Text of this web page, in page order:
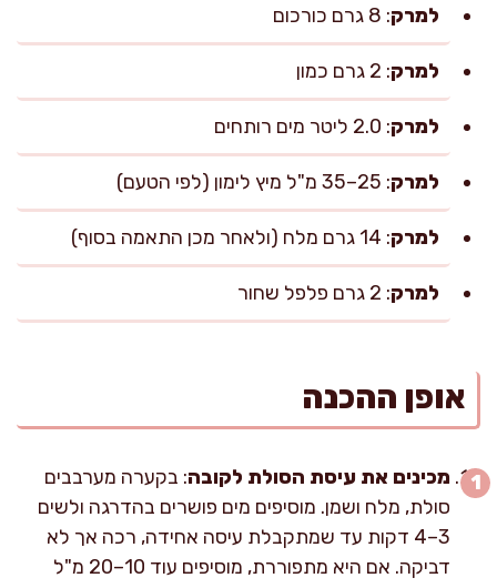
למרק: 8 גרם כורכום
למרק: 2 גרם כמון
למרק: 2.0 ליטר מים רותחים
למרק: 25–35 מ"ל מיץ לימון (לפי הטעם)
למרק: 14 גרם מלח (ולאחר מכן התאמה בסוף)
למרק: 2 גרם פלפל שחור
אופן ההכנה
מכינים את עיסת הסולת לקובה: בקערה מערבבים
סולת, מלח ושמן. מוסיפים מים פושרים בהדרגה ולשים
3–4 דקות עד שמתקבלת עיסה אחידה, רכה אך לא
דביקה. אם היא מתפוררת, מוסיפים עוד 10–20 מ"ל